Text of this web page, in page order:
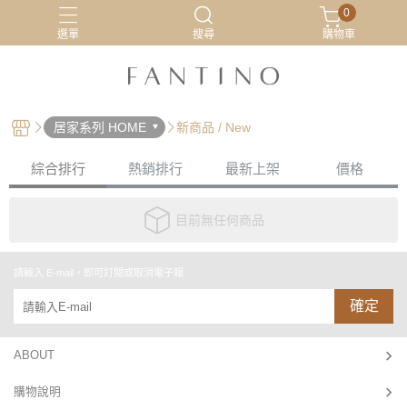
選單 搜尋
居家服 最新活動 有機棉 睡衣
0
購物車
居家系列 HOME 新商品 / New
綜合排行 熱銷排行 最新上架 價格
目前無任何商品
請輸入 E-mail，即可訂閱或取消電子報
確定
ABOUT
購物說明